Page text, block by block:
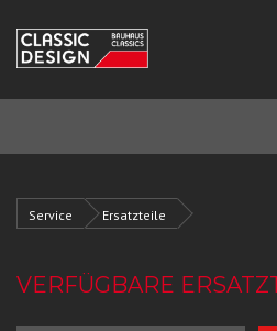
Service Ersatzteile
VERFÜGBARE